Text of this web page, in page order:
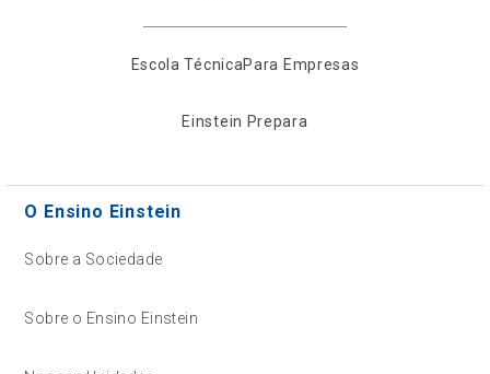
Escola TécnicaPara Empresas
Einstein Prepara
O Ensino Einstein
Sobre a Sociedade
Sobre o Ensino Einstein